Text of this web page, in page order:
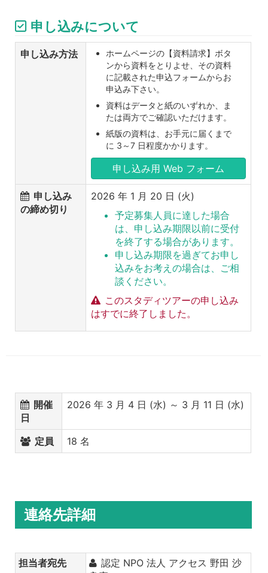
申し込みについて
申し込み方法
ホームページの【資料請求】ボタ
ンから資料をとりよせ、その資料
に記載された申込フォームからお
申込み下さい。
資料はデータと紙のいずれか、ま
たは両方でご確認いただけます。
紙版の資料は、お手元に届くまで
に 3～7 日程度かかります。
申し込み用 Web フォーム
申し込み
の締め切り
2026 年 1 月 20 日 (火)
予定募集人員に達した場合
は、申し込み期限以前に受付
を終了する場合があります。
申し込み期限を過ぎてお申し
込みをお考えの場合は、ご相
談ください。
このスタディツアーの申し込み
はすでに終了しました。
開催
日
2026 年 3 月 4 日 (水) ～ 3 月 11 日 (水)
定員 18 名
連絡先詳細
担当者宛先
認定 NPO 法人 アクセス 野田 沙